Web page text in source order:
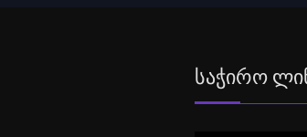
Საჭირო